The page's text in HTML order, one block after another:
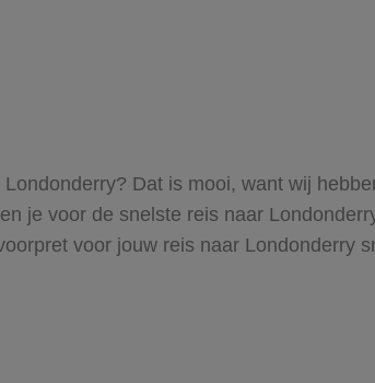
Dat is mooi, want wij
je voor de snelste reis naar
voor jouw reis naar Londonderry